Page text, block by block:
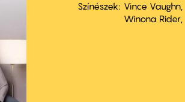
Színészek
Vince Vaughn
Winona Rider